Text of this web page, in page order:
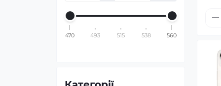
470 493 515 538 560